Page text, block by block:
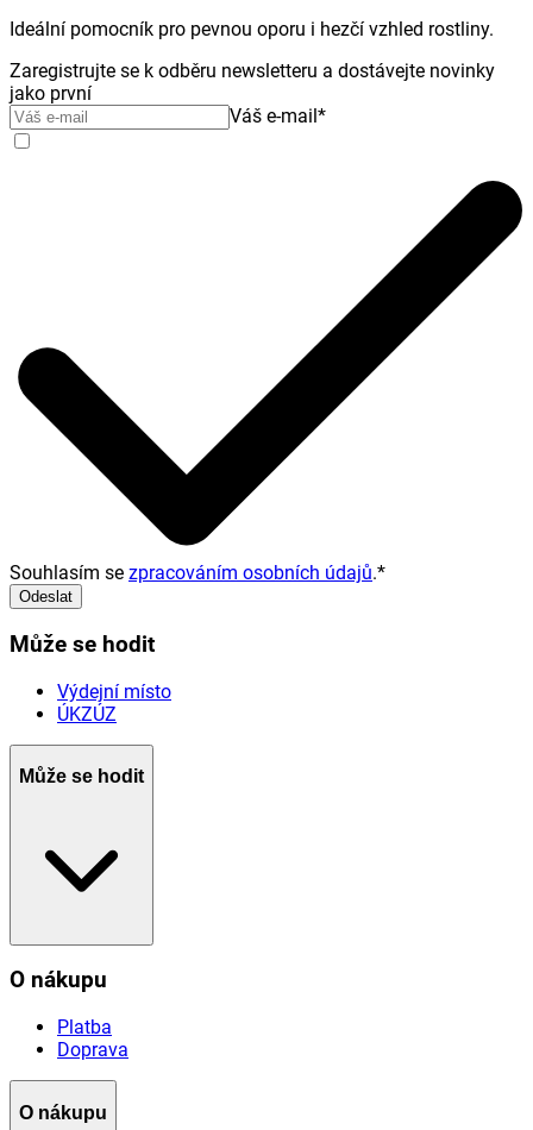
Ideální pomocník pro pevnou oporu i hezčí vzhled rostliny.
Zaregistrujte se k odběru newsletteru a dostávejte novinky
jako první
Váš e-mail*
Souhlasím se zpracováním osobních údajů.*
Odeslat
Může se hodit
Výdejní místo
ÚKZÚZ
Může se hodit
O nákupu
Platba
Doprava
O nákupu